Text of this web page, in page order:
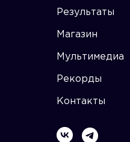
Результаты
Магазин
Мультимедиа
Рекорды
Контакты